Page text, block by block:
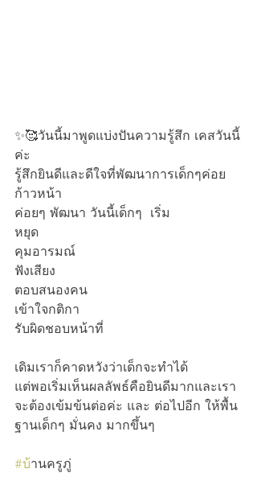
✨🥰วันนี้มาพูดแบ่งปันความรู้สึก เคสวันนี้
ค่ะ
รู้สึกยินดีและดีใจที่พัฒนาการเด็กๆค่อย
ก้าวหน้า
ค่อยๆ พัฒนา วันนี้เด็กๆ  เริ่ม
หยุด
คุมอารมณ์
ฟังเสียง
ตอบสนองคน
เข้าใจกติกา
รับผิดชอบหน้าที่
เดิมเราก็คาดหวังว่าเด็กจะทำได้
แต่พอเริ่มเห็นผลลัพธ์คือยินดีมากและเรา
จะต้องเข้มข้นต่อค่ะ และ ต่อไปอีก ให้พื้น
ฐานเด็กๆ มั่นคง มากขึ้นๆ
#บ้านครูภู่